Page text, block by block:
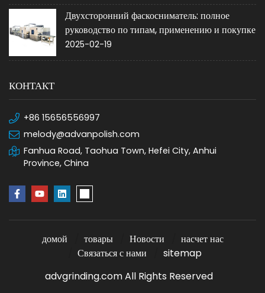
Двухсторонний фаскосниматель: полное
руководство по типам, применению и покупке
2025-02-19
КОНТАКТ
+86 15656556997
melody@advanpolish.com
Fanhua Road, Taohua Town, Hefei City, Anhui
Province, China
домой товары Новости
насчет нас
Связаться с нами
sitemap
advgrinding.com All Rights Reserved